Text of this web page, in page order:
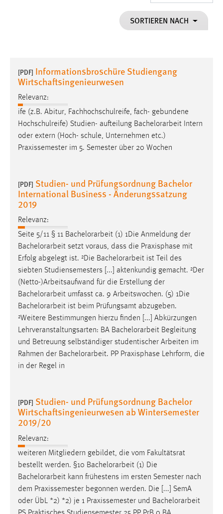
SORTIEREN NACH
[PDF] Informationsbroschüre Studiengang
Wirtschaftsingenieurwesen
Relevanz:
ife (z.B. Abitur, Fachhochschulreife, fach- gebundene
Hochschulreife) Studien- aufteilung Bachelorarbeit Intern
oder extern (Hoch- schule, Unternehmen etc.)
Praxissemester im 5. Semester über 20 Wochen
[PDF] Studien- und Prüfungsordnung Bachelor
International Business - Änderungssatzung
2019
Relevanz:
Seite 5/11 § 11 Bachelorarbeit (1) 1Die Anmeldung der
Bachelorarbeit setzt voraus, dass die Praxisphase mit
Erfolg abgelegt ist. ²Die Bachelorarbeit ist Teil des
siebten Studiensemesters [...] aktenkundig gemacht. ²Der
(Netto-)Arbeitsaufwand für die Erstellung der
Bachelorarbeit umfasst ca. 9 Arbeitswochen. (5) 1Die
Bachelorarbeit ist beim Prüfungsamt abzugeben.
²Weitere Bestimmungen hierzu finden [...] Abkürzungen
Lehrveranstaltungsarten: BA Bachelorarbeit Begleitung
und Betreuung selbständiger studentischer Arbeiten im
Rahmen der Bachelorarbeit. PP Praxisphase Lehrform, die
in der Regel in
[PDF] Studien- und Prüfungsordnung Bachelor
Wirtschaftsingenieurwesen ab Wintersemester
2019/20
Relevanz:
weiteren Mitgliedern gebildet, die vom Fakultätsrat
bestellt werden. §10 Bachelorarbeit (1) Die
Bachelorarbeit kann frühestens im ersten Semester nach
dem Praxissemester begonnen werden. Die [...] SemA
oder ÜbL *2) *2) je 1 Praxissemester und Bachelorarbeit
Performance
Name:
staticfilecache
Zweck:
Für performante Seitenauslieferung wird in diesem Cookie
gespeichert, ob man eingeloggt ist.
Name:
site-language-preference
Das Cookie speichert die gewählte Sprache der Website.
Cookie Laufzeit:
30 Tage
Chat
Name:
MibewSessionID, MIBEW_UserID, mibew_locale, mibew-
Zweck:
Wird benötigt um die Chatfunktion nutzen zu können.
Cookie Laufzeit:
Jahre, MIBEW_UserID = 1 Jahr
Name:
fe_user, be_user, be_lastLoginProvider
Dieser Cookie ist notwendig um sich an der Website
einloggen zu können.